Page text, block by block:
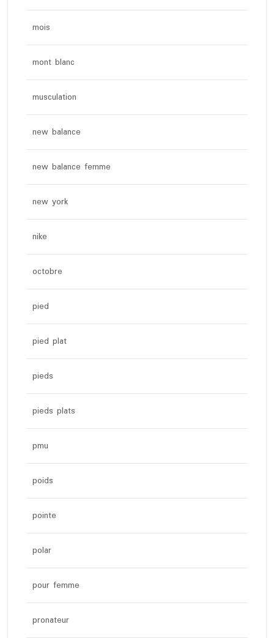
mois
mont blanc
musculation
new balance
new balance femme
new york
nike
octobre
pied
pied plat
pieds
pieds plats
pmu
poids
pointe
polar
pour femme
pronateur